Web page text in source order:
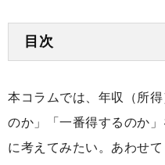
目次
本コラムでは、年収（所
のか」「一番得するのか
に考えてみたい。あわせ